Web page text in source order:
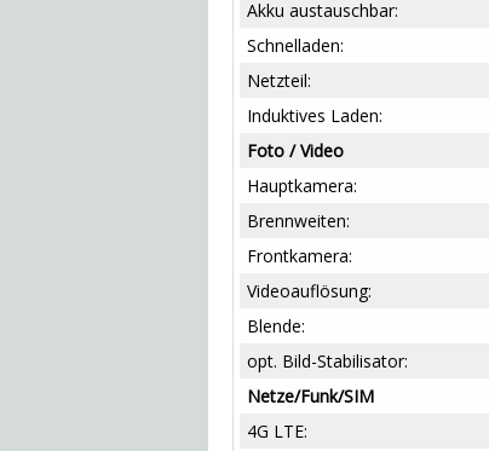
Akku austauschbar:
Schnelladen:
Netzteil:
Induktives Laden:
Foto / Video
Hauptkamera:
Brennweiten:
Frontkamera:
Videoauflösung:
Blende:
opt. Bild-Stabilisator:
Netze/Funk/SIM
4G LTE: